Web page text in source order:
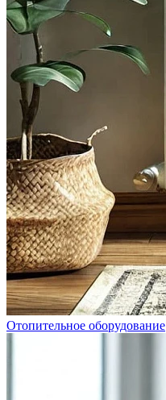
Отопительное оборудование